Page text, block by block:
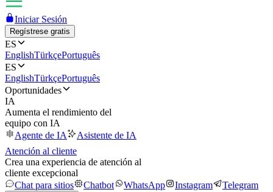
Iniciar Sesión
Regístrese gratis
ES
EnglishTürkçePortuguês
ES
EnglishTürkçePortuguês
Oportunidades
IA
Aumenta el rendimiento del
equipo con IA
Agente de IA
Asistente de IA
Atención al cliente
Crea una experiencia de atención al
cliente excepcional
Chat para sitios
Chatbot WhatsApp Instagram Telegram